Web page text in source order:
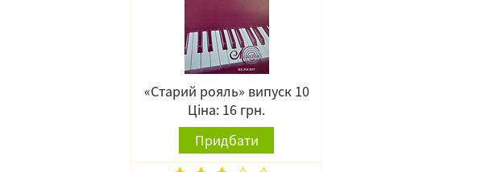
«Старий рояль» випуск 10
Ціна: 16 грн.
Придбати